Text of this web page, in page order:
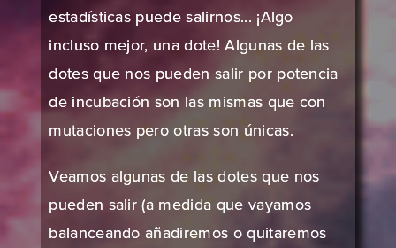
estadísticas puede salirnos... ¡Algo
incluso mejor, una dote! Algunas de las
dotes que nos pueden salir por potencia
de incubación son las mismas que con
mutaciones pero otras son únicas.
Veamos algunas de las dotes que nos
pueden salir (a medida que vayamos
balanceando añadiremos o quitaremos